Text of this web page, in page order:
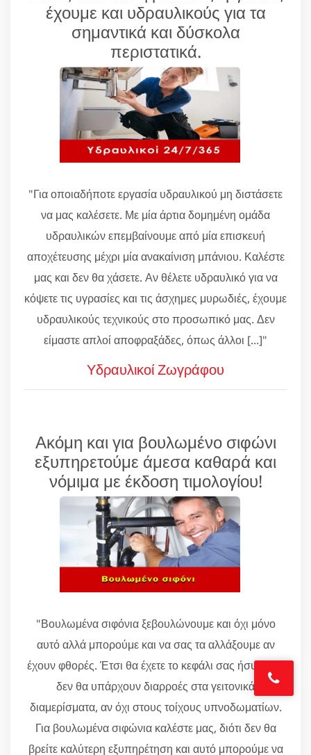
έχουμε και υδραυλικούς για τα
σημαντικά και δύσκολα
περιστατικά.
"Για οποιαδήποτε εργασία υδραυλικού μη διστάσετε
να μας καλέσετε. Με μία άρτια δομημένη ομάδα
υδραυλικών επεμβαίνουμε από μία επισκευή
αποχέτευσης μέχρι μία ανακαίνιση μπάνιου. Καλέστε
μας και δεν θα χάσετε. Αν θέλετε υδραυλικό για να
κόψετε τις υγρασίες και τις άσχημες μυρωδιές, έχουμε
υδραυλικούς τεχνικούς στο προσωπικό μας. Δεν
είμαστε απλοί αποφραξάδες, όπως άλλοι [...]"
Υδραυλικοί Ζωγράφου
Ακόμη και για βουλωμένο σιφώνι
εξυπηρετούμε άμεσα καθαρά και
νόμιμα με έκδοση τιμολογίου!
"Βουλωμένα σιφόνια ξεβουλώνουμε και όχι μόνο
αυτό αλλά μπορούμε και να σας τα αλλάξουμε αν
έχουν φθορές. Έτσι θα έχετε το κεφάλι σας ήσυχο ότι
δεν θα υπάρχουν διαρροές στα γειτονικά
διαμερίσματα, αν όχι στους τοίχους υπνοδωματίων.
Για βουλωμένα σιφώνια καλέστε μας, διότι δεν θα
βρείτε καλύτερη εξυπηρέτηση και αυτό μπορούμε να